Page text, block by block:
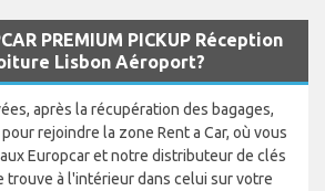
PREMIUM PICKUP Réception
Lisbon Aéroport?
après la récupération des bagages,
rejoindre la zone Rent a Car, où vous
Europcar et notre distributeur de clés
trouve à l'intérieur dans celui sur votre